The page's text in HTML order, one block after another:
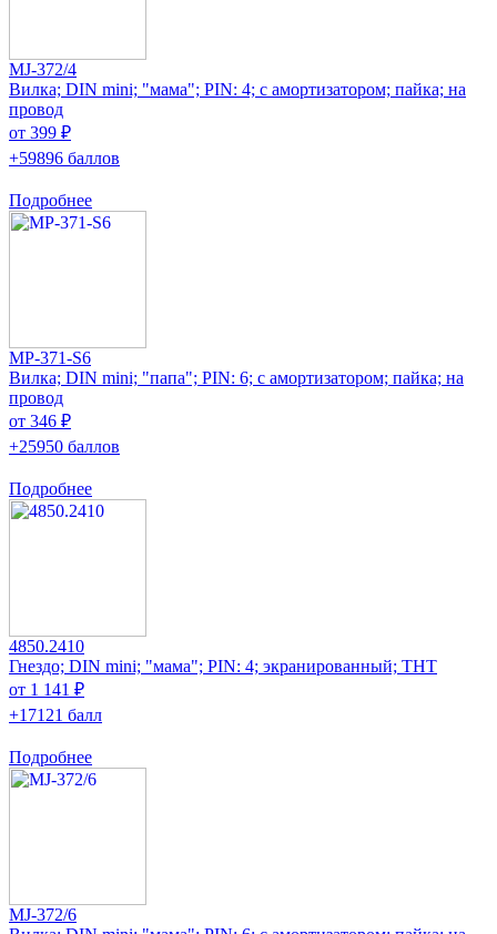
MJ-372/4
Вилка; DIN mini; "мама"; PIN: 4; с амортизатором; пайка; на
провод
от 399 ₽
+59896 баллов
Подробнее
MP-371-S6
Вилка; DIN mini; "папа"; PIN: 6; с амортизатором; пайка; на
провод
от 346 ₽
+25950 баллов
Подробнее
4850.2410
Гнездо; DIN mini; "мама"; PIN: 4; экранированный; THT
от 1 141 ₽
+17121 балл
Подробнее
MJ-372/6